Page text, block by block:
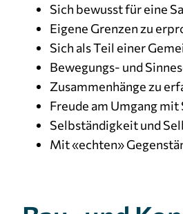
Sich bewusst für eine
Eigene Grenzen zu
Sich als Teil einer
Bewegungs- und
Zusammenhänge zu
Freude am Umgang
Selbständigkeit und
Mit «echten»